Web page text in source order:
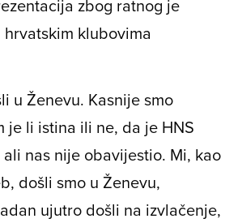
zbog ratnog je
klubovima
u Ženevu. Kasnije smo
je li istina ili ne, da je HNS
nas nije obavijestio. Mi, kao
došli smo u Ženevu,
ujutro došli na izvlačenje,